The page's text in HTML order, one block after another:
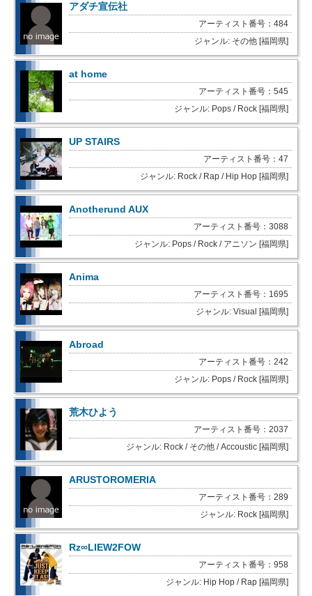
アダチ宣伝社
アーティスト番号：484
ジャンル: その他 [福岡県]
at home
アーティスト番号：545
ジャンル: Pops / Rock [福岡県]
UP STAIRS
アーティスト番号：47
ジャンル: Rock / Rap / Hip Hop [福岡県]
Anotherund AUX
アーティスト番号：3088
ジャンル: Pops / Rock / アニソン [福岡県]
Anima
アーティスト番号：1695
ジャンル: Visual [福岡県]
Abroad
アーティスト番号：242
ジャンル: Pops / Rock [福岡県]
荒木ひよう
アーティスト番号：2037
ジャンル: Rock / その他 / Accoustic [福岡県]
ARUSTOROMERIA
アーティスト番号：289
ジャンル: Rock [福岡県]
Rz∞LIEW2FOW
アーティスト番号：958
ジャンル: Hip Hop / Rap [福岡県]